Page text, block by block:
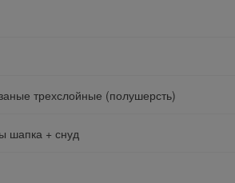
трехслойные (полушерсть)
шапка + снуд